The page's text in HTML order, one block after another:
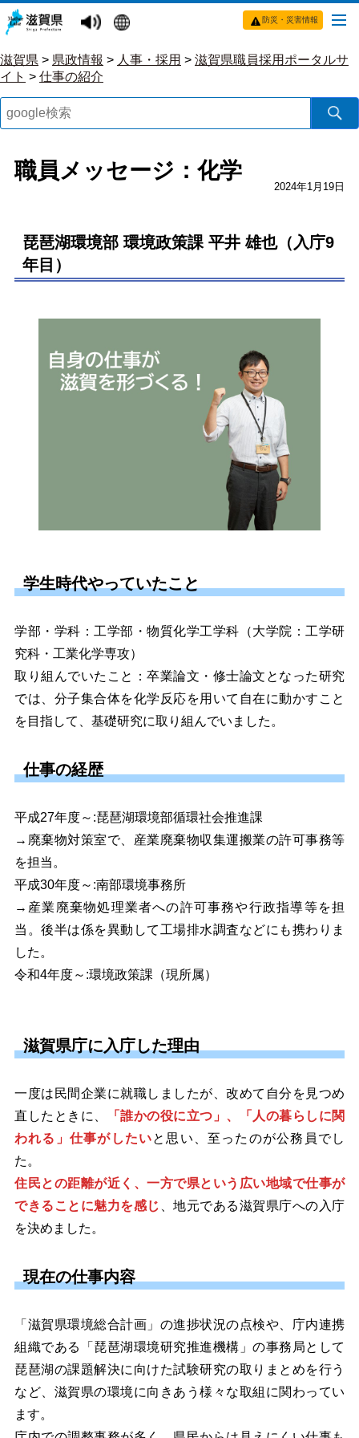
防災・災害情報
滋賀県 > 県政情報 > 人事・採用 > 滋賀県職員採用ポータルサ
イト > 仕事の紹介
職員メッセージ：化学
2024年1月19日
琵琶湖環境部 環境政策課 平井 雄也（入庁9
年目）
学生時代やっていたこと
学部・学科：工学部・物質化学工学科（大学院：工学研
究科・工業化学専攻）
取り組んでいたこと：卒業論文・修士論文となった研究
では、 分子集合体を化学反応を用いて自在に動かすこと
を 目指して、基礎研究に取り組んでいました。
仕事の経歴
平成27年度～:琵琶湖環境部循環社会推進課
→廃棄物対策室で、産業廃棄物収集運搬業の許可事務等
を担当。
平成30年度～:南部環境事務所
→産業廃棄物処理業者への許可事務や行政指導等を担
当。後半は係を異動して工場排水調査などにも携わりま
した。
令和4年度～:環境政策課（現所属）
滋賀県庁に入庁した理由
一度は民間企業に就職しましたが、改めて自分を見つめ
直したときに、
「誰かの役に立つ」、「人の暮らしに関
われる」仕事がしたいと思い、至ったのが公務員でし
た。
住民との距離が近く、一方で県という広い地域で仕事が
できることに魅力を感じ 、地元である滋賀県庁への入庁
を決めました。
現在の仕事内容
「滋賀県環境総合計画」の進捗状況の点検や、庁内連携
組織である「琵琶湖環境研究推進機構」の事務局として
琵琶湖の課題解決に向けた試験研究の取りまとめを行う
など、滋賀県の環境に向きあう様々な取組に関わってい
ます。